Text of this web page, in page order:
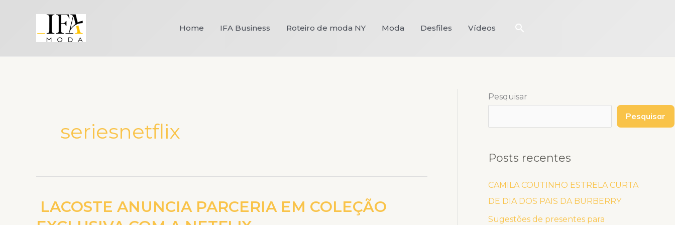
Home IFA Business Roteiro de moda NY Moda Desfiles Vídeos Pesquisar
seriesnetflix
LACOSTE ANUNCIA PARCERIA EM COLEÇÃO
LACOSTE
Pesquisar
Pesquisar
Posts recentes
CAMILA COUTINHO ESTRELA CURTA
DE DIA DOS PAIS DA BURBERRY
Sugestões de presentes para